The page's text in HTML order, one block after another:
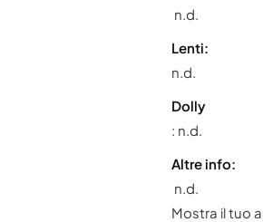
n.d.
Lenti:
n.d.
Dolly
: n.d.
Altre info:
n.d.
Mostra il tuo